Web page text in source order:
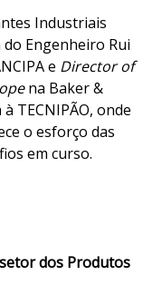
Industriais
Engenheiro Rui
e Director of
na Baker &
TECNIPÃO, onde
o esforço das
em curso.
dos Produtos